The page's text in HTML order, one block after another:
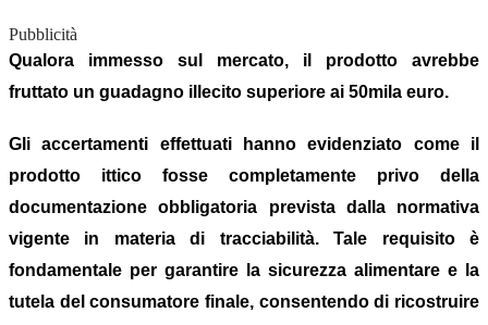
Pubblicità
Qualora immesso sul mercato, il prodotto avrebbe
fruttato un guadagno illecito superiore ai 50mila euro.
Gli accertamenti effettuati hanno evidenziato come il
prodotto ittico fosse completamente privo della
documentazione obbligatoria prevista dalla normativa
vigente in materia di tracciabilità. Tale requisito è
fondamentale per garantire la sicurezza alimentare e la
tutela del consumatore finale, consentendo di ricostruire